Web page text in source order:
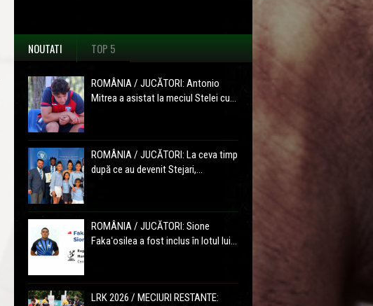
NOUTATI TOP 5
ROMÂNIA / JUCĂTORI: Antonio
Mitrea a asistat la meciul Stelei cu...
ROMÂNIA / JUCĂTORI: La ceva timp
după ce au devenit Stejari,...
ROMÂNIA / JUCĂTORI: Sione
Fakaʻosilea a fost inclus în lotul lui...
LRK 2026 / MECIURI RESTANTE: